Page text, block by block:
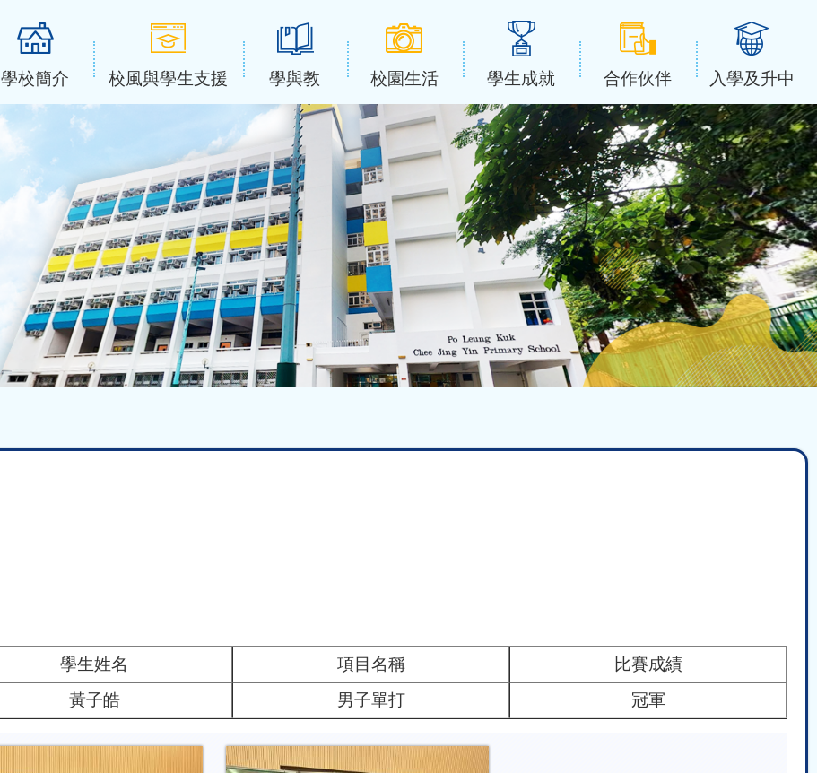
學校簡介 校風與學生支援 學與教 校園生活 學生成就 合作伙伴 入學及升中
學生姓名 項目名稱
比賽成績
黃子皓 男子單打 冠軍